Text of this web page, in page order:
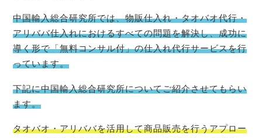
中国輸入総合研究所では、物販仕入れ・タオバオ代行・
アリババ仕入れにおけるすべての問題を解決し、成功に
導く形で「無料コンサル付」の仕入れ代行サービスを行
っています。
下記に中国輸入総合研究所についてご紹介させてもらい
ます。
タオバオ・アリババを活用して商品販売を行うアプロー